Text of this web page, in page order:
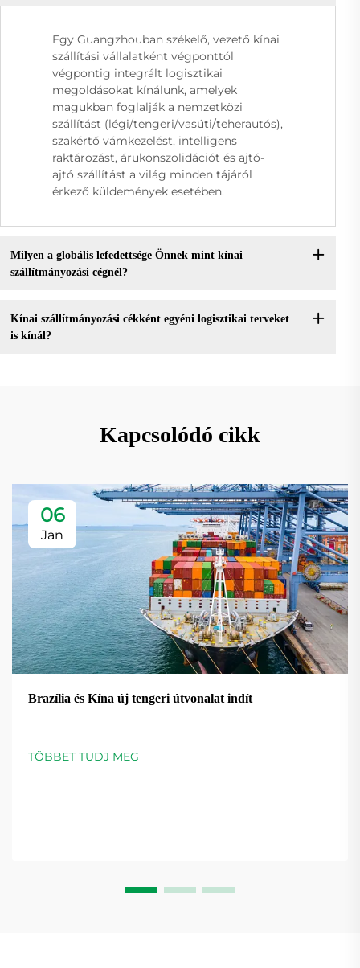
Egy Guangzhouban székelő, vezető kínai
szállítási vállalatként végponttól
végpontig integrált logisztikai
megoldásokat kínálunk, amelyek
magukban foglalják a nemzetközi
szállítást (légi/tengeri/vasúti/teherautós),
szakértő vámkezelést, intelligens
raktározást, árukonszolidációt és ajtó-
ajtó szállítást a világ minden tájáról
érkező küldemények esetében.
Milyen a globális lefedettsége Önnek mint kínai
szállítmányozási cégnél?
Kínai szállítmányozási cékként egyéni logisztikai terveket
is kínál?
Kapcsolódó cikk
06
Jan
Brazília és Kína új tengeri útvonalat indít
TÖBBET TUDJ MEG